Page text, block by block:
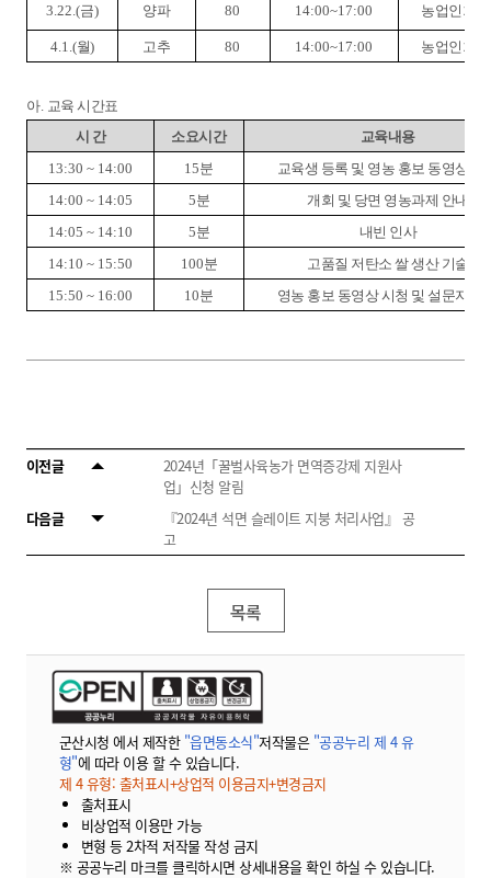
3.22.(금) 양파 80 14:00~17:00 농업인회
4.1.(월) 고추 80 14:00~17:00 농업인회
아. 교육 시간표
시 간
소요시간
교육내용
13:30 ~ 14:00
15분
교육생 등록 및 영농 홍보 동영상 시
14:00 ~ 14:05
5분
개회 및 당면 영농과제 안내
14:05 ~ 14:10
5분
내빈 인사
14:10 ~ 15:50
100분
고품질 저탄소 쌀 생산 기술
15:50 ~ 16:00
10분 영농 홍보 동영상 시청 및 설문지 작
이전글
2024년「꿀벌사육농가 면역증강제 지원사
업」신청 알림
다음글
『2024년 석면 슬레이트 지붕 처리사업』 공
고
목록
군산시청 에서 제작한 "읍면동소식"저작물은 "공공누리 제 4 유
형"에 따라 이용 할 수 있습니다.
제 4 유형: 출처표시+상업적 이용금지+변경금지
출처표시
비상업적 이용만 가능
변형 등 2차적 저작물 작성 금지
※ 공공누리 마크를 클릭하시면 상세내용을 확인 하실 수 있습니다.